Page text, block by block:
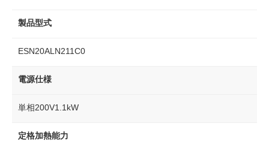
製品型式
ESN20ALN211C0
電源仕様
単相200V1.1kW
定格加熱能力